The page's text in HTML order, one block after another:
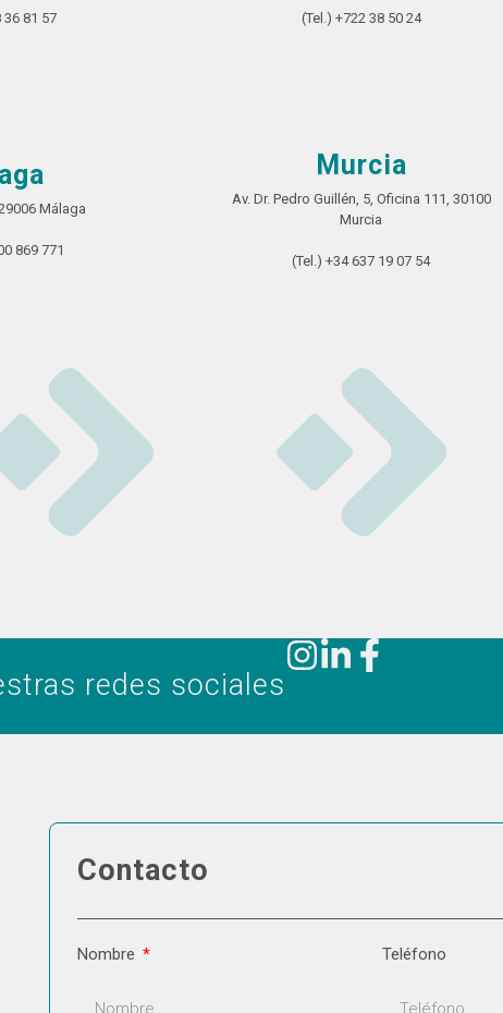
36 81 57 (Tel.) +722 38 50 24
Málaga
869 771
Murcia
Av. Dr. Pedro Guillén, 5, Oficina 111, 30100
Murcia
(Tel.) +34 637 19 07 54
redes sociales
Contacto
Nombre Teléfono